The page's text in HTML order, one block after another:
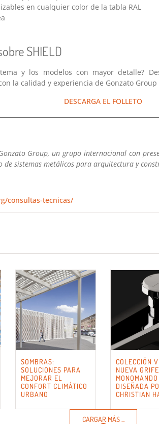
en cualquier color de la tabla RAL
SHIELD
y los modelos con mayor detalle?
la calidad y experiencia de Gonzato Group
DESCARGA EL FOLLETO
Group, un grupo internacional con
sistemas metálicos para arquitectura y
consultas-tecnicas/
SOMBRAS:
SOLUCIONES PARA
MEJORAR EL
CONFORT CLIMÁTICO
URBANO
COLECCIÓN
NUEVA
MONOMANDO
DISEÑADA
CHRISTIAN
CARGAR MÁS ...